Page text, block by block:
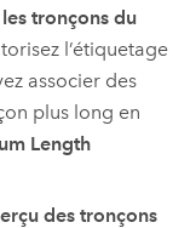
tronçons du
l’étiquetage
associer des
plus long en
Length
des tronçons